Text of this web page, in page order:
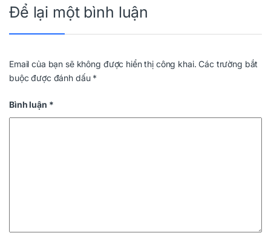
Để lại một bình luận
Email của bạn sẽ không được hiển thị công khai. Các trường bắt
buộc được đánh dấu *
Bình luận *